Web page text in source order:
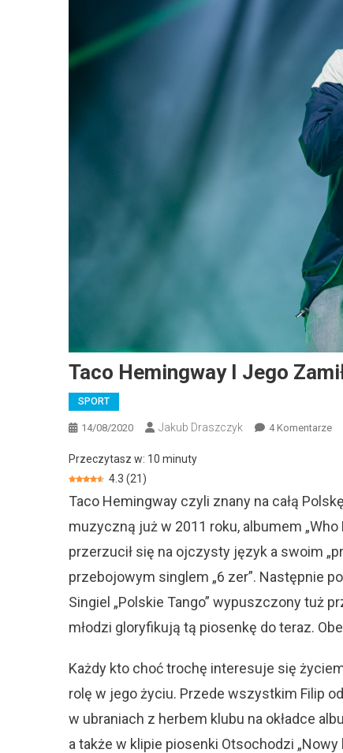
Taco Hemingway I Jego
SPORT
14/08/2020 Jakub Draszczyk 4 KomentarzeDo
Do
Przeczytasz w: 10 minuty
4.3 (21)
Taco Hemingway czyli znany na całą
muzyczną już w 2011 roku, albumem
przerzucił się na ojczysty język a swoim
przebojowym singlem „6 zer”. Następnie
Singiel „Polskie Tango” wypuszczony tuż
młodzi gloryfikują tą piosenkę do teraz.
Każdy kto choć trochę interesuje się
rolę w jego życiu. Przede wszystkim Filip
w ubraniach z herbem klubu na okładce
a także w klipie piosenki Otsochodzi